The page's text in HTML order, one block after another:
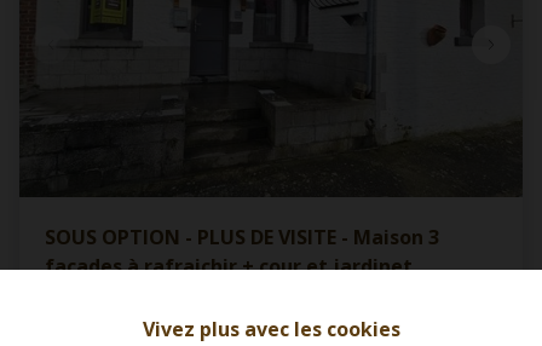
Vivez plus avec les cookies
SOUS OPTION - PLUS DE VISITE - Maison 3
façades à rafraichir + cour et jardinet